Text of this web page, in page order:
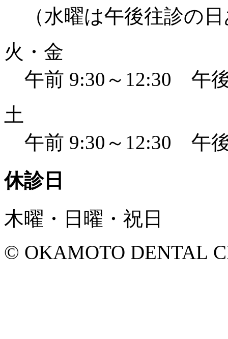
（水曜は午後往診の
火・金
午前 9:30～12:30 午
土
午前 9:30～12:30 午
休診日
木曜・日曜・祝日
© OKAMOTO DENTAL